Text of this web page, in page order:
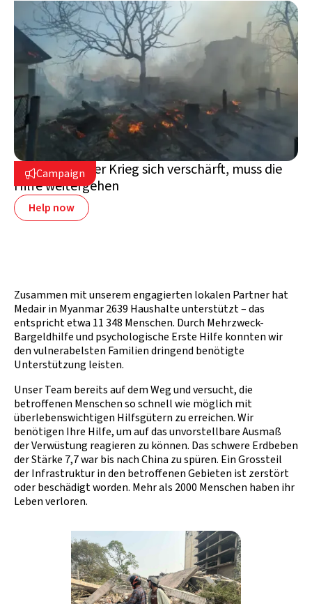
Campaign
Ukraine: Wo der Krieg sich verschärft, muss die
Hilfe weitergehen
Help now
Zusammen mit unserem engagierten lokalen Partner hat
Medair in Myanmar 2639 Haushalte unterstützt – das
entspricht etwa 11 348 Menschen. Durch Mehrzweck-
Bargeldhilfe und psychologische Erste Hilfe konnten wir
den vulnerabelsten Familien dringend benötigte
Unterstützung leisten.
Unser Team bereits auf dem Weg und versucht, die
betroffenen Menschen so schnell wie möglich mit
überlebenswichtigen Hilfsgütern zu erreichen. Wir
benötigen Ihre Hilfe, um auf das unvorstellbare Ausmaß
der Verwüstung reagieren zu können. Das schwere Erdbeben
der Stärke 7,7 war bis nach China zu spüren. Ein Grossteil
der Infrastruktur in den betroffenen Gebieten ist zerstört
oder beschädigt worden. Mehr als 2000 Menschen haben ihr
Leben verloren.